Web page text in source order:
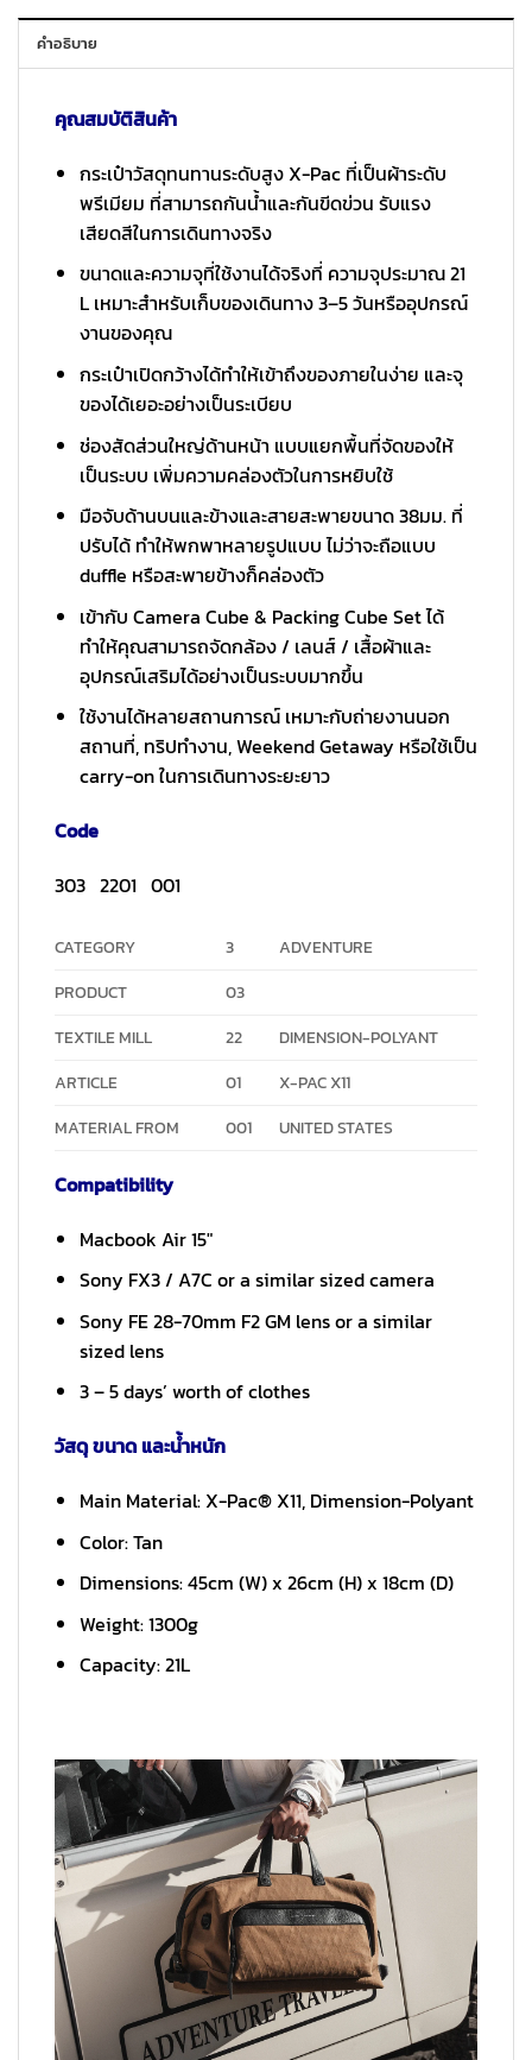
คำอธิบาย
คุณสมบัติสินค้า
กระเป๋าวัสดุทนทานระดับสูง X-Pac ที่เป็นผ้าระดับ
พรีเมียม ที่สามารถกันน้ำและกันขีดข่วน รับแรง
เสียดสีในการเดินทางจริง
ขนาดและความจุที่ใช้งานได้จริงที่ ความจุประมาณ 21
L เหมาะสำหรับเก็บของเดินทาง 3–5 วันหรืออุปกรณ์
งานของคุณ
กระเป๋าเปิดกว้างได้ทำให้เข้าถึงของภายในง่าย และจุ
ของได้เยอะอย่างเป็นระเบียบ
ช่องสัดส่วนใหญ่ด้านหน้า แบบแยกพื้นที่จัดของให้
เป็นระบบ เพิ่มความคล่องตัวในการหยิบใช้
มือจับด้านบนและข้างและสายสะพายขนาด 38มม. ที่
ปรับได้ ทำให้พกพาหลายรูปแบบ ไม่ว่าจะถือแบบ
duffle หรือสะพายข้างก็คล่องตัว
เข้ากับ Camera Cube & Packing Cube Set ได้
ทำให้คุณสามารถจัดกล้อง / เลนส์ / เสื้อผ้าและ
อุปกรณ์เสริมได้อย่างเป็นระบบมากขึ้น
ใช้งานได้หลายสถานการณ์ เหมาะกับถ่ายงานนอก
สถานที่, ทริปทำงาน, Weekend Getaway หรือใช้เป็น
carry-on ในการเดินทางระยะยาว
Code
303 2201 001
CATEGORY 3
ADVENTURE
PRODUCT
03
TEXTILE MILL
22
DIMENSION-POLYANT
ARTICLE
01
X-PAC X11
MATERIAL FROM
001 UNITED STATES
Compatibility
Macbook Air 15″
Sony FX3 / A7C or a similar sized camera
Sony FE 28-70mm F2 GM lens or a similar
sized lens
3 – 5 days’ worth of clothes
วัสดุ ขนาด และน้ำหนัก
Main Material: X-Pac® X11, Dimension-Polyant
Color: Tan
Dimensions: 45cm (W) x 26cm (H) x 18cm (D)
Weight: 1300g
Capacity: 21L